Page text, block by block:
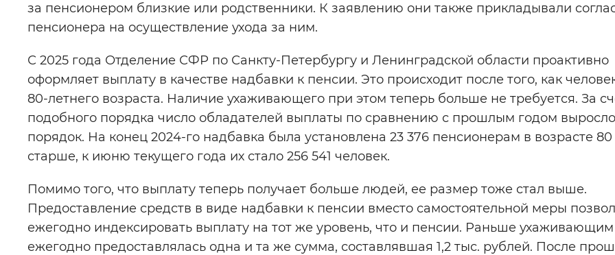
за пенсионером близкие или родственники. К заявлению они также прикладывали
пенсионера на осуществление ухода за ним.
С 2025 года Отделение СФР по Санкту-Петербургу и Ленинградской области проактивно
оформляет выплату в качестве надбавки к пенсии. Это происходит после того, как
80-летнего возраста. Наличие ухаживающего при этом теперь больше не требуется. За
подобного порядка число обладателей выплаты по сравнению с прошлым годом
порядок. На конец 2024-го надбавка была установлена 23 376 пенсионерам в возрасте 80
старше, к июню текущего года их стало 256 541 человек.
Помимо того, что выплату теперь получает больше людей, ее размер тоже стал выше.
Предоставление средств в виде надбавки к пенсии вместо самостоятельной меры
ежегодно индексировать выплату на тот же уровень, что и пенсии. Раньше ухаживающим
ежегодно предоставлялась одна и та же сумма, составлявшая 1,2 тыс. рублей. После